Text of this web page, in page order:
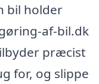
bil holder
af-bil.dk
præcist
for, og slippe